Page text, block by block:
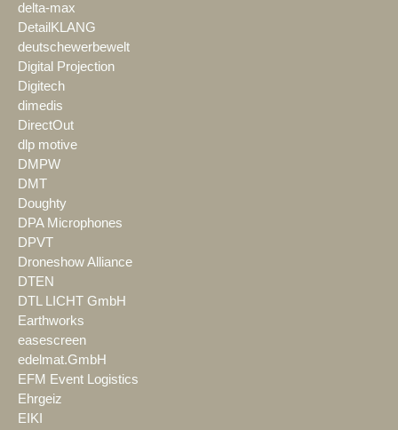
delta-max
DetailKLANG
deutschewerbewelt
Digital Projection
Digitech
dimedis
DirectOut
dlp motive
DMPW
DMT
Doughty
DPA Microphones
DPVT
Droneshow Alliance
DTEN
DTL LICHT GmbH
Earthworks
easescreen
edelmat.GmbH
EFM Event Logistics
Ehrgeiz
EIKI